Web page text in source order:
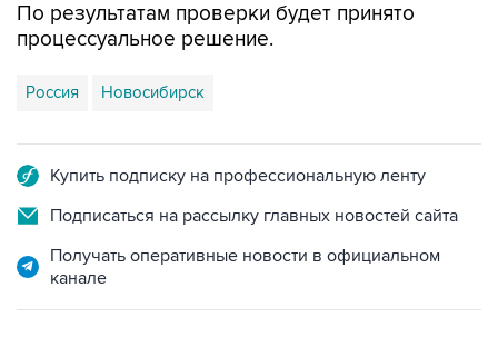
По результатам проверки будет принято
процессуальное решение.
Россия Новосибирск
Купить подписку на профессиональную ленту
Подписаться на рассылку главных новостей сайта
Получать оперативные новости в официальном
канале